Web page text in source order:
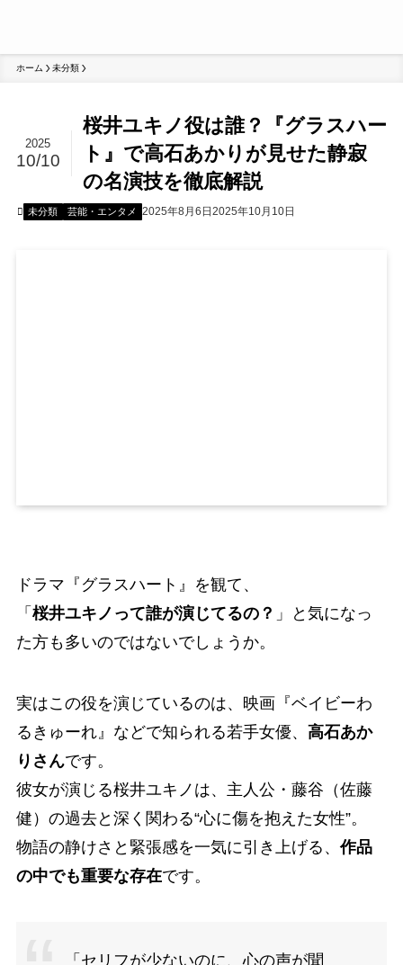
ホーム 未分類
桜井ユキノ役は誰？『グラスハー
ト』で高石あかりが見せた静寂
の名演技を徹底解説
2025
10/10
未分類 芸能・エンタメ 2025年8月6日 2025年10月10日
ドラマ『グラスハート』を観て、
「 桜井ユキノって誰が演じてるの？ 」と気になっ
た方も多いのではないでしょうか。
実はこの役を演じているのは、映画『ベイビーわ
るきゅーれ』などで知られる若手女優、 高石あか
りさんです。
彼女が演じる桜井ユキノは、主人公・藤谷（佐藤
健）の過去と深く関わる“心に傷を抱えた女性”。
物語の静けさと緊張感を一気に引き上げる、作品
の中でも重要な存在です。
「セリフが少ないのに、心の声が聞